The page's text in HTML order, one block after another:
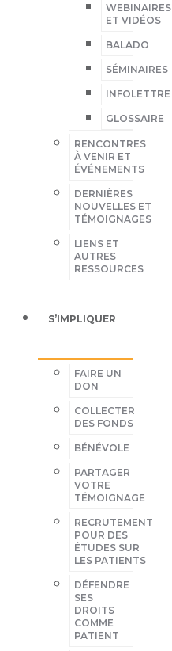
WEBINAIRES
ET VIDÉOS
BALADO
SÉMINAIRES
INFOLETTRE
GLOSSAIRE
RENCONTRES
À VENIR ET
ÉVÉNEMENTS
DERNIÈRES
NOUVELLES ET
TÉMOIGNAGES
LIENS ET
AUTRES
RESSOURCES
S’IMPLIQUER
FAIRE UN
DON
COLLECTER
DES FONDS
BÉNÉVOLE
PARTAGER
VOTRE
TÉMOIGNAGE
RECRUTEMENT
POUR DES
ÉTUDES SUR
LES PATIENTS
DÉFENDRE
SES
DROITS
COMME
PATIENT